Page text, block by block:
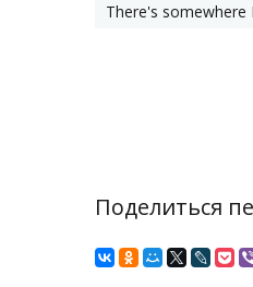
There's somewhere
Поделиться